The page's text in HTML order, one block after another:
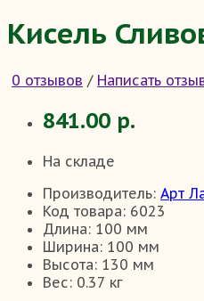
Кисель
0 отзывов / Написать
841.00 р.
На складе
Производитель: Арт
Код товара: 6023
Длина: 100 мм
Ширина: 100 мм
Высота: 130 мм
Вес: 0.37 кг